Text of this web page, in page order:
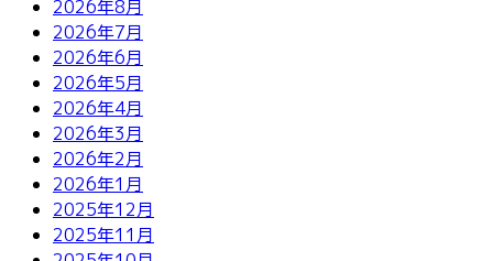
2026年8月
2026年7月
2026年6月
2026年5月
2026年4月
2026年3月
2026年2月
2026年1月
2025年12月
2025年11月